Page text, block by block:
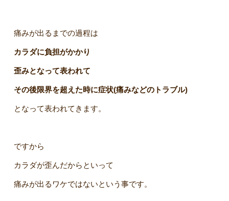
痛みが出るまでの過程は
カラダに負担がかかり
歪みとなって表われて
その後限界を超えた時に症状(痛みなどのトラブル)
となって表われてきます。
ですから
カラダが歪んだからといって
痛みが出るワケではないという事です。